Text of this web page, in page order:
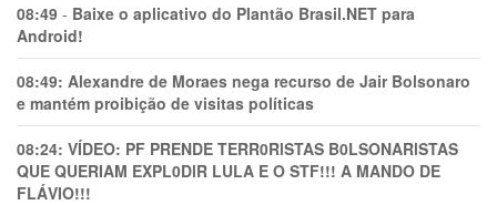
08:49 - Baixe o aplicativo do Plantão Brasil.NET para
Android!
08:49: Alexandre de Moraes nega recurso de Jair Bolsonaro
e mantém proibição de visitas políticas
08:24: VÍDEO: PF PRENDE TERR0RlSTAS B0LSONARlSTAS
QUE QUERIAM EXPL0DlR LULA E O STF!!! A MANDO DE
FLÁVIO!!!